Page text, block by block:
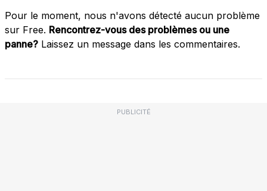
Pour le moment, nous n'avons détecté aucun problème
sur Free. Rencontrez-vous des problèmes ou une
panne? Laissez un message dans les commentaires.
PUBLICITÉ